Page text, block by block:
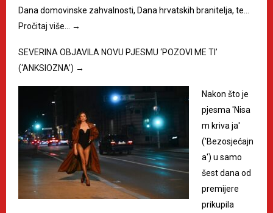
Dana domovinske zahvalnosti, Dana hrvatskih branitelja, te…
Pročitaj više…
→
SEVERINA OBJAVILA NOVU PJESMU ‘POZOVI ME TI’
(‘ANKSIOZNA’) →
Nakon što je
pjesma 'Nisa
m kriva ja'
('Bezosjećajn
a') u samo
šest dana od
premijere
prikupila